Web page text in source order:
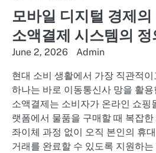
모바일 디지털 경제
소액결제 시스템의
June 2, 2026 Admin
현대 소비 생활에서 가장 직관적
하나는 바로 이동통신사 망을 활
소액결제는 소비자가 온라인 쇼핑
랫폼에서 물품을 구매할 때 복잡
좌이체 과정 없이 오직 본인의 휴
거래를 완료할 수 있도록 지원하